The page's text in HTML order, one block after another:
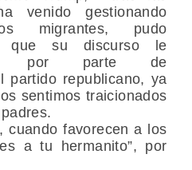
venido gestionando
migrantes, pudo
que su discurso le
por parte de
partido republicano, ya
sentimos traicionados
cuando favorecen a los
a tu hermanito”, por